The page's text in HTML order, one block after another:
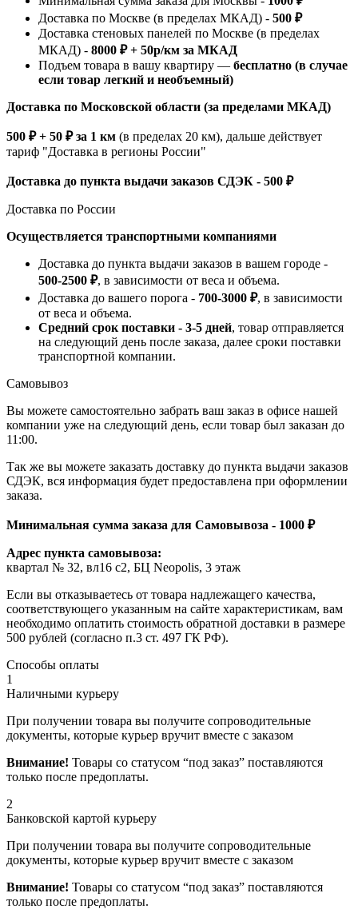
Доставка по Москве (в пределах МКАД) - 500 ₽
Доставка стеновых панелей по Москве (в пределах
МКАД) - 8000 ₽ + 50р/км за МКАД
Подъем товара в вашу квартиру — бесплатно (в случае
если товар легкий и необъемный)
Доставка по Московской области (за пределами МКАД)
500 ₽ + 50 ₽ за 1 км (в пределах 20 км), дальше действует
тариф "Доставка в регионы России"
Доставка до пункта выдачи заказов СДЭК - 500 ₽
Доставка по России
Осуществляется транспортными компаниями
Доставка до пункта выдачи заказов в вашем городе -
500-2500 ₽, в зависимости от веса и объема.
Доставка до вашего порога - 700-3000 ₽, в зависимости
от веса и объема.
Средний срок поставки - 3-5 дней, товар отправляется
на следующий день после заказа, далее сроки поставки
транспортной компании.
Самовывоз
Вы можете самостоятельно забрать ваш заказ в офисе нашей
компании уже на следующий день, если товар был заказан до
11:00.
Так же вы можете заказать доставку до пункта выдачи заказов
СДЭК, вся информация будет предоставлена при оформлении
заказа.
Минимальная сумма заказа для Самовывоза - 1000 ₽
Адрес пункта самовывоза:
квартал № 32, вл16 с2, БЦ Neopolis, 3 этаж
Если вы отказываетесь от товара надлежащего качества,
соответствующего указанным на сайте характеристикам, вам
необходимо оплатить стоимость обратной доставки в размере
500 рублей (согласно п.3 ст. 497 ГК РФ).
Способы оплаты
1
Наличными курьеру
При получении товара вы получите сопроводительные
документы, которые курьер вручит вместе с заказом
Внимание! Товары со статусом “под заказ” поставляются
только после предоплаты.
2
Банковской картой курьеру
При получении товара вы получите сопроводительные
документы, которые курьер вручит вместе с заказом
Внимание! Товары со статусом “под заказ” поставляются
только после предоплаты.